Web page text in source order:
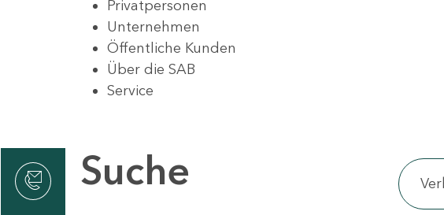
Privatpersonen
Unternehmen
Öffentliche Kunden
Über die SAB
Service
Suche